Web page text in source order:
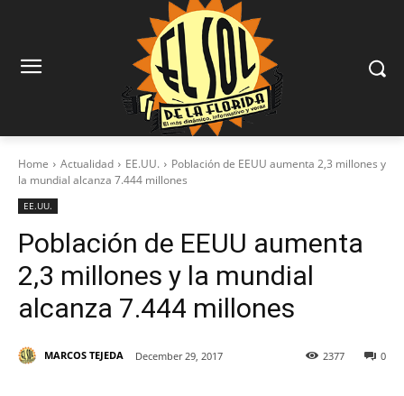
Home Actualidad EE.UU.
Población de EEUU aumenta 2,3 millones y
la mundial alcanza 7.444 millones
EE.UU.
Población de EEUU aumenta
2,3 millones y la mundial
alcanza 7.444 millones
MARCOS TEJEDA December 29, 2017 0
2377